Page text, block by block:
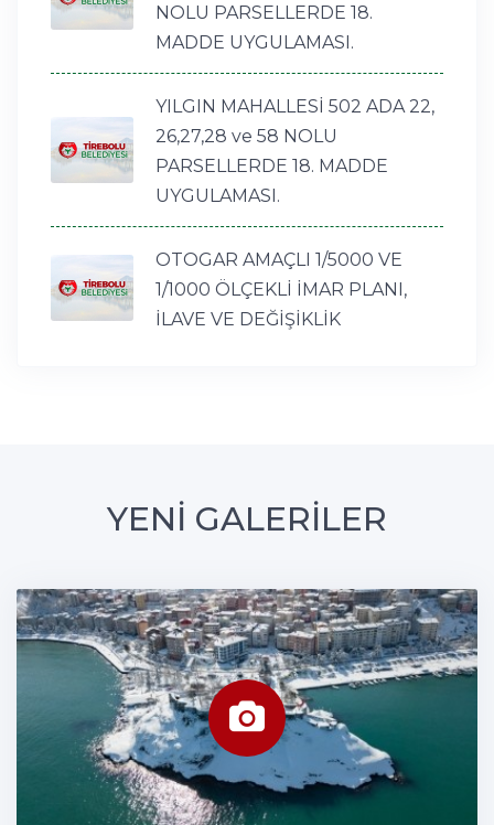
NOLU PARSELLERDE 18.
MADDE UYGULAMASI.
YILGIN MAHALLESİ 502 ADA 22,
26,27,28 ve 58 NOLU
PARSELLERDE 18. MADDE
UYGULAMASI.
OTOGAR AMAÇLI 1/5000 VE
1/1000 ÖLÇEKLİ İMAR PLANI,
İLAVE VE DEĞİŞİKLİK
YENİ GALERİLER